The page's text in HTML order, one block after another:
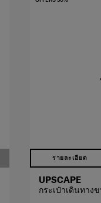
รายละเอียด
UPSCAPE
กระเป๋าเดินทาง